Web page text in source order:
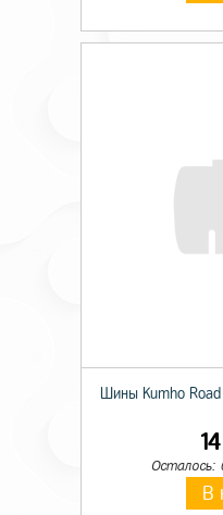
Шины Kumho
Осталось:
В